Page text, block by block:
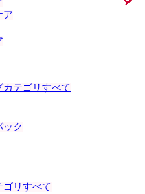
ア
テゴリすべて
ック
ゴリすべて